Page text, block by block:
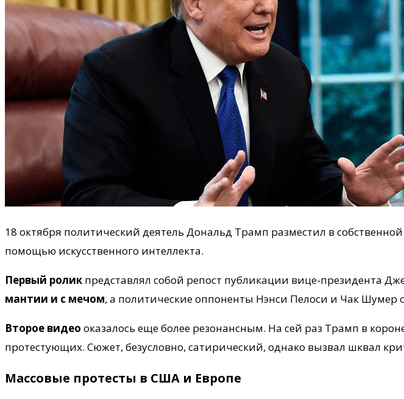
18 октября политический деятель Дональд Трамп разместил в
помощью искусственного интеллекта.
Первый ролик представлял собой репост публикации вице-президента
мантии и с мечом, а политические оппоненты Нэнси Пелоси и Чак Шумер
Второе видео оказалось еще более резонансным. На сей раз Трамп в
протестующих. Сюжет, безусловно, сатирический, однако вызвал шквал
Массовые протесты в США и Европе